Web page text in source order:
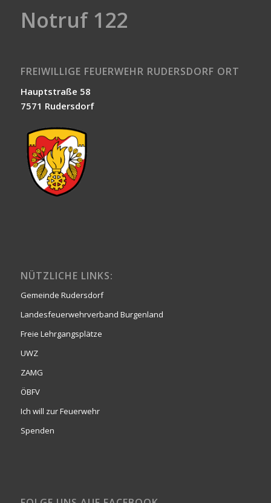
Notruf 122
FREIWILLIGE FEUERWEHR RUDERSDORF ORT
Hauptstraße 58
7571 Rudersdorf
NÜTZLICHE LINKS:
Gemeinde Rudersdorf
Landesfeuerwehrverband Burgenland
Freie Lehrgangsplätze
UWZ
ZAMG
ÖBFV
Ich will zur Feuerwehr
Spenden